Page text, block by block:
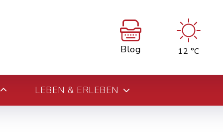
Blog 12 °C
LEBEN & ERLEBEN